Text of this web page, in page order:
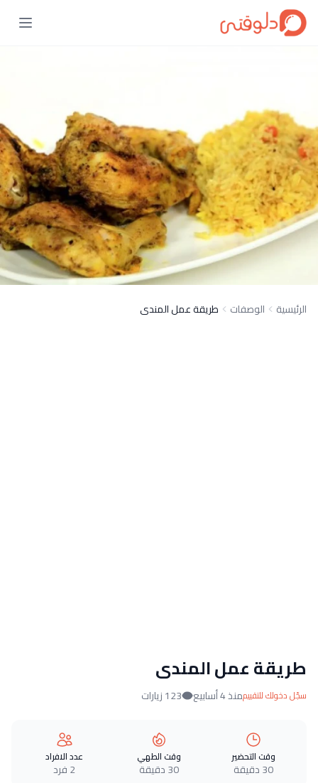
الرئيسية الوصفات طريقة عمل المندى
طريقة عمل المندى
سجّل دخولك للتقييممنذ 4 أسابيع 123 زيارات
وقت التحضير
30 دقيقة
وقت الطهي
30 دقيقة
عدد الافراد
2 فرد